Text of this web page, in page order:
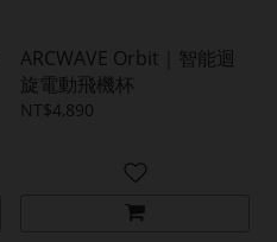
ARCWAVE Orbit｜智能迴
旋電動飛機杯
NT$4,890